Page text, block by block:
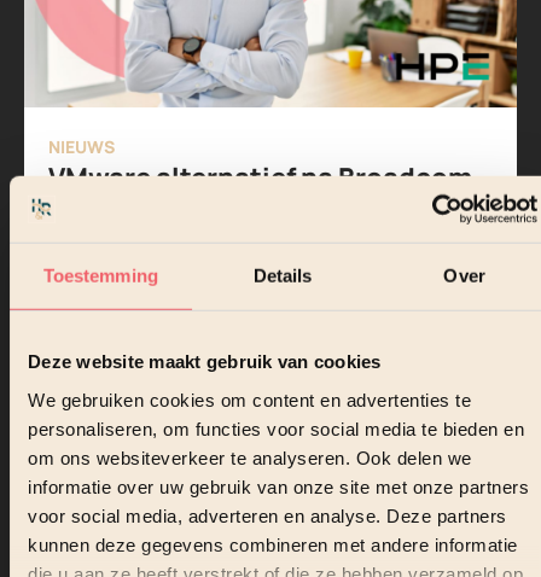
Toestemming Details Over
Deze website maakt gebruik van cookies
We gebruiken cookies om content en advertenties te
personaliseren, om functies voor social media te bieden en
om ons websiteverkeer te analyseren. Ook delen we
informatie over uw gebruik van onze site met onze partners
voor social media, adverteren en analyse. Deze partners
kunnen deze gegevens combineren met andere informatie
NIEUWS
VMware alternatief na Broadcom
Lees verder